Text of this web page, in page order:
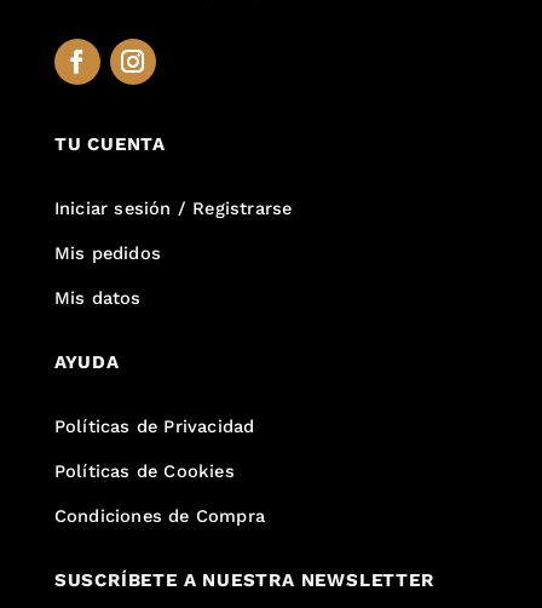
TU CUENTA
Iniciar sesión / Registrarse
Mis pedidos
Mis datos
AYUDA
Políticas de Privacidad
Políticas de Cookies
Condiciones de Compra
SUSCRÍBETE A NUESTRA NEWSLETTER